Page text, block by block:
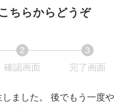
ちらからどうぞ
2
確認画面
3
完了画面
表
ました。 後でもう一度や